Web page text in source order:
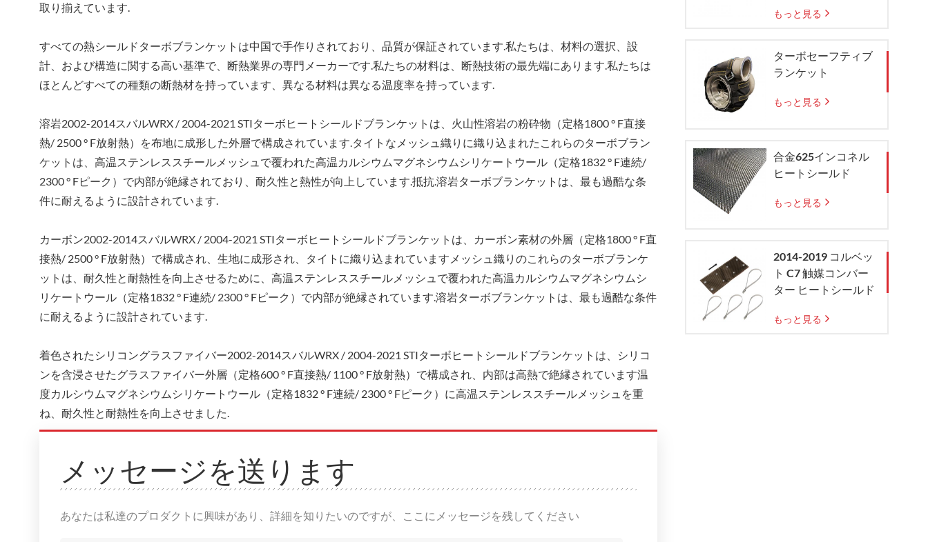
取り揃えています.
すべての熱シールドターボブランケットは中国で手作りされており、品質が保証されています.私たちは、材料の選択、設
計、および構造に関する高い基準で、断熱業界の専門メーカーです.私たちの材料は、断熱技術の最先端にあります.私たちは
ほとんどすべての種類の断熱材を持っています、異なる材料は異なる温度率を持っています.
溶岩2002-2014スバルWRX / 2004-2021 STIターボヒートシールドブランケットは、火山性溶岩の粉砕物（定格1800 ° F直接
熱/ 2500 ° F放射熱）を布地に成形した外層で構成されています.タイトなメッシュ織りに織り込まれたこれらのターボブラン
ケットは、高温ステンレススチールメッシュで覆われた高温カルシウムマグネシウムシリケートウール（定格1832 ° F連続/
2300 ° Fピーク）で内部が絶縁されており、耐久性と熱性が向上しています.抵抗.溶岩ターボブランケットは、最も過酷な条
件に耐えるように設計されています.
カーボン2002-2014スバルWRX / 2004-2021 STIターボヒートシールドブランケットは、カーボン素材の外層（定格1800 ° F直
接熱/ 2500 ° F放射熱）で構成され、生地に成形され、タイトに織り込まれていますメッシュ織りのこれらのターボブランケ
ットは、耐久性と耐熱性を向上させるために、高温ステンレススチールメッシュで覆われた高温カルシウムマグネシウムシ
リケートウール（定格1832 ° F連続/ 2300 ° Fピーク）で内部が絶縁されています.溶岩ターボブランケットは、最も過酷な条件
に耐えるように設計されています.
着色されたシリコングラスファイバー2002-2014スバルWRX / 2004-2021 STIターボヒートシールドブランケットは、シリコ
ンを含浸させたグラスファイバー外層（定格600 ° F直接熱/ 1100 ° F放射熱）で構成され、内部は高熱で絶縁されています温
度カルシウムマグネシウムシリケートウール（定格1832 ° F連続/ 2300 ° Fピーク）に高温ステンレススチールメッシュを重
ね、耐久性と耐熱性を向上させました.
メッセージを送ります
あなたは私達のプロダクトに興味があり、詳細を知りたいのですが、ここにメッセージを残してください
もっと見る
ターボセーフティブ
ランケット
もっと見る
合金625インコネル
ヒートシールド
もっと見る
2014-2019 コルベッ
ト C7 触媒コンバー
ター ヒートシールド
もっと見る